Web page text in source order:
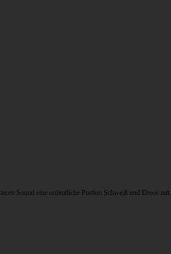
Sound eine ordentliche Portion Schweiß und Dreck mit.